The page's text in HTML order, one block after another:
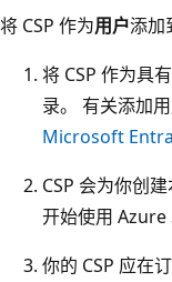
将 CSP 作为用户添加
将 CSP 作为具有
录。 有关添加
Microsoft
CSP 会为你创
开始使用 Azure
你的 CSP 应在